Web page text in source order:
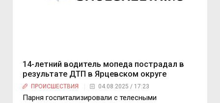
14-летний водитель мопеда пострадал в
результате ДТП в Ярцевском округе
ПРОИСШЕСТВИЯ 04.08.2025 / 17:23
Парня госпитализировали с телесными